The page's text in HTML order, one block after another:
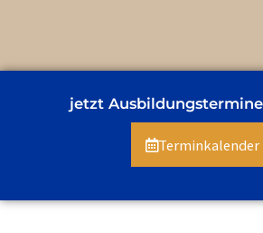
jetzt
Terminkalender